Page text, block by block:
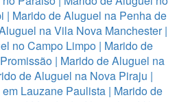
| Marido de Aluguel na Penha de
na Vila Nova Manchester|
no Campo Limpo| Marido de
| Marido de Aluguel na
de Aluguel na Nova Piraju |
Lauzane Paulista| Marido de